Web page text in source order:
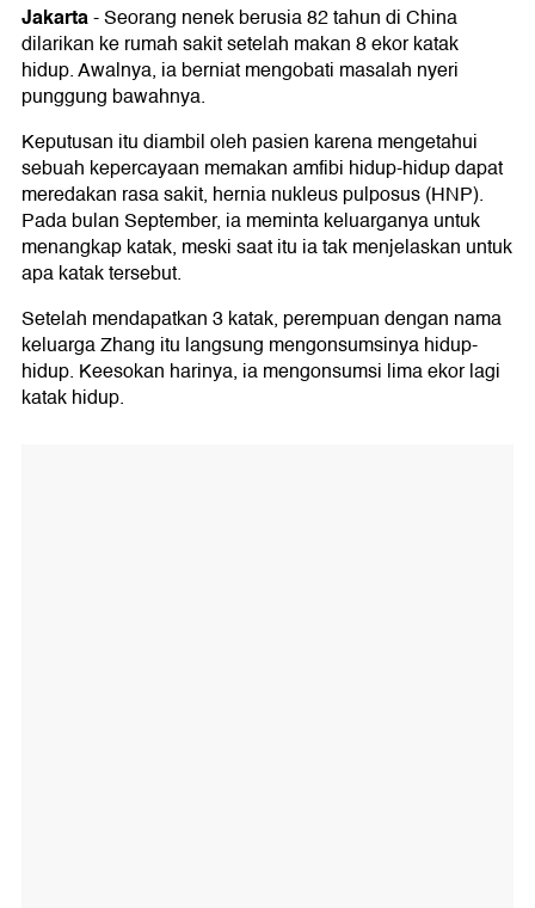
Jakarta-Seorang nenek berusia 82 tahun di China
dilarikan ke rumah sakit setelah makan 8 ekor katak
hidup. Awalnya, ia berniat mengobati masalah nyeri
punggung bawahnya.
Keputusan itu diambil oleh pasien karena mengetahui
sebuah kepercayaan memakan amfibi hidup-hidup dapat
meredakan rasa sakit, hernia nukleus pulposus (HNP).
Pada bulan September, ia meminta keluarganya untuk
menangkap katak, meski saat itu ia tak menjelaskan untuk
apa katak tersebut.
Setelah mendapatkan 3 katak, perempuan dengan nama
keluarga Zhang itu langsung mengonsumsinya hidup-
hidup. Keesokan harinya, ia mengonsumsi lima ekor lagi
katak hidup.